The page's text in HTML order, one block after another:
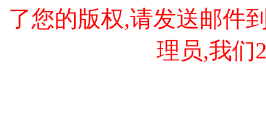
了您的版权,请发送邮件
理员,我们